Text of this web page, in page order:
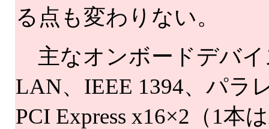
る点も変わりない。
主なオンボードデバイ
LAN、IEEE 1394、パラ
PCI Express x16×2（1本